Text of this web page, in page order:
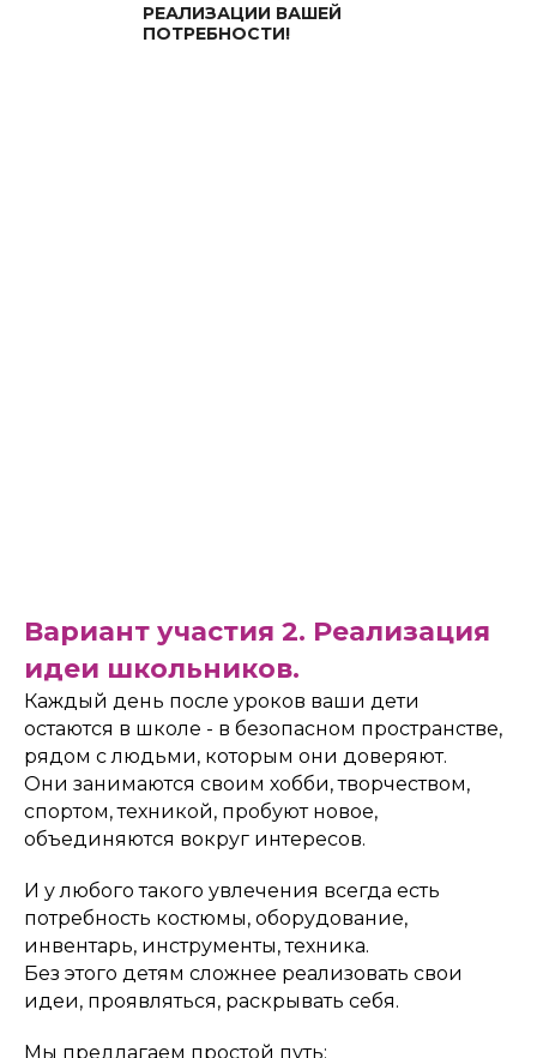
РЕАЛИЗАЦИИ ВАШЕЙ
ПОТРЕБНОСТИ!
Вариант участия 2. Реализация
идеи школьников.
Каждый день после уроков ваши дети
остаются в школе - в безопасном пространстве,
рядом с людьми, которым они доверяют.
Они занимаются своим хобби, творчеством,
спортом, техникой, пробуют новое,
объединяются вокруг интересов.
И у любого такого увлечения всегда есть
потребность костюмы, оборудование,
инвентарь, инструменты, техника.
Без этого детям сложнее реализовать свои
идеи, проявляться, раскрывать себя.
Мы предлагаем простой путь: